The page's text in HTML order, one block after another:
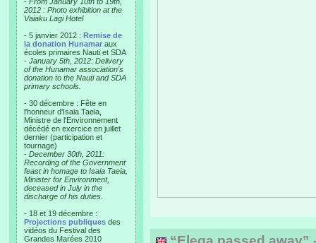
2012 : Photo exhibition at the
Vaiaku Lagi Hotel
- 5 janvier 2012 : Remise de
la donation Hunamar aux
écoles primaires Nauti et SDA
- January 5th, 2012: Delivery
of the Hunamar association's
donation to the Nauti and SDA
primary schools.
- 30 décembre : Fête en
l'honneur d'Isaia Taeia,
Ministre de l'Environnement
décédé en exercice en juillet
dernier (participation et
tournage)
- December 30th, 2011:
Recording of the Government
feast in homage to Isaia Taeia,
Minister for Environment,
deceased in July in the
discharge of his duties.
- 18 et 19 décembre :
Projections publiques des
vidéos du Festival des
Grandes Marées 2010